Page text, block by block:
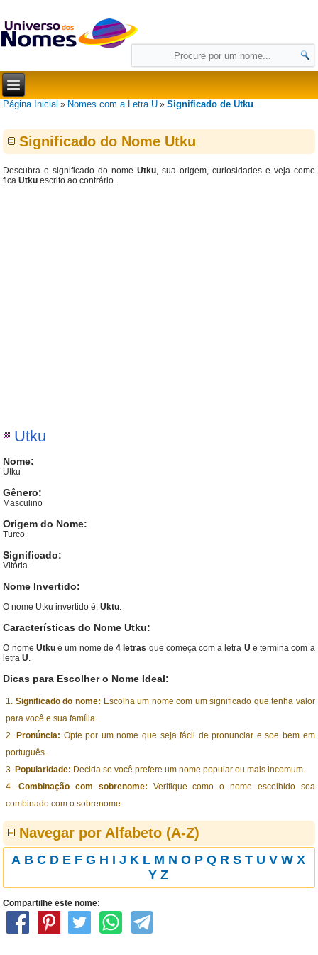
Página Inicial » Nomes com a Letra U »Significado de Utku
Significado do Nome Utku
Descubra o significado do nomeUtku, sua origem, curiosidades e veja como
ficaUtku escrito ao contrário.
Utku
Nome:
Utku
Gênero:
Masculino
Origem do Nome:
Turco
Significado:
Vitória.
Nome Invertido:
O nome Utku invertido é:Uktu.
Características do Nome Utku:
O nome Utkué um nome de4 letras que começa com a letra U e termina com a
letraU.
Dicas para Escolher o Nome Ideal:
Significado do nome: Escolha um nome com um significado que tenha valor
para você e sua família.
Pronúncia: Opte por um nome que seja fácil de pronunciar e soe bem em
português.
Popularidade: Decida se você prefere um nome popular ou mais incomum.
Combinação com sobrenome: Verifique como o nome escolhido soa
combinado com o sobrenome.
Navegar por Alfabeto (A-Z)
A B C D E F G H I J K L M N O P Q R S T U V W X
Y Z
Compartilhe este nome: